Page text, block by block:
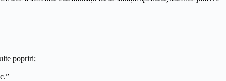
popriri;